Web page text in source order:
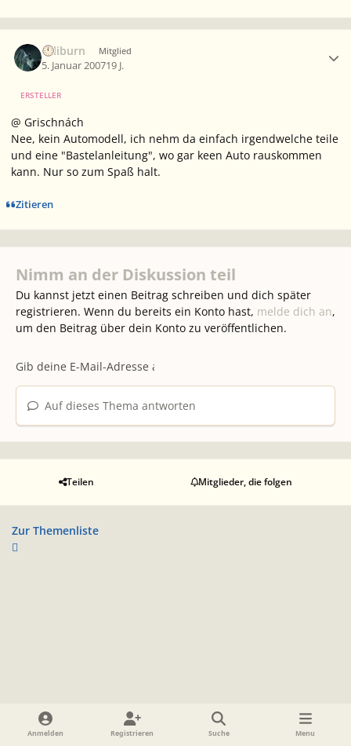
caliburn Mitglied
5. Januar 200719 J.
ERSTELLER
@ Grischnách
Nee, kein Automodell, ich nehm da einfach irgendwelche teile
und eine "Bastelanleitung", wo gar keen Auto rauskommen
kann. Nur so zum Spaß halt.
Zitieren
Nimm an der Diskussion teil
Du kannst jetzt einen Beitrag schreiben und dich später
registrieren. Wenn du bereits ein Konto hast, melde dich an,
um den Beitrag über dein Konto zu veröffentlichen.
Auf dieses Thema antworten
Teilen Mitglieder, die folgen
Zur Themenliste
Heller Modus
Dunkler ModusSystemeinstellung
Anmelden Registrieren Suche Menu